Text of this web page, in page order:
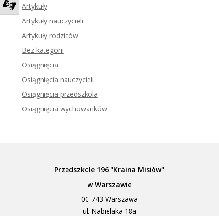
Zadzwoń do tłumacza języka migowego
Artykuły
Artykuły nauczycieli
Artykuły rodziców
Bez kategorii
Osiągnięcia
Osiągnięcia nauczycieli
Osiągnięcia przedszkola
Osiągnięcia wychowanków
Przedszkole 196 "Kraina Misiów"
w Warszawie
00-743 Warszawa
ul. Nabielaka 18a